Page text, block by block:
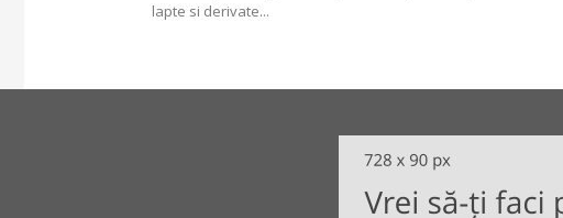
lapte si derivate...